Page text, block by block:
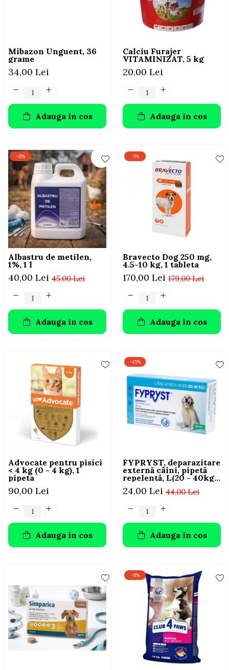
LAPTE PRAF
Mibazon Unguent, 36
grame
34,00 Lei
Adauga in cos
Calciu Furajer
VITAMINIZAT, 5 kg
20,00 Lei
Adauga in cos
-11%
Albastru de metilen,
1%, 1 l
45,00 Lei
40,00 Lei
Adauga in cos
-5%
Bravecto Dog 250 mg,
4.5-10 kg, 1 tableta
179,00 Lei
170,00 Lei
Adauga in cos
Advocate pentru pisici
< 4 kg (0 - 4 kg), 1
pipeta
90,00 Lei
Adauga in cos
-45%
FYPRYST, deparazitare
externă câini, pipetă
repelentă, L(20 - 40kg),
1 buc
44,00 Lei
24,00 Lei
Adauga in cos
-11%